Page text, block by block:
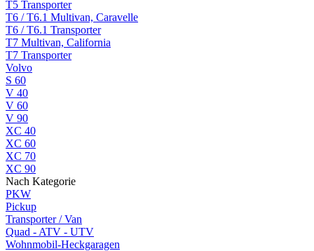
T5 Transporter
T6 / T6.1 Multivan, Caravelle
T6 / T6.1 Transporter
T7 Multivan, California
T7 Transporter
Volvo
S 60
V 40
V 60
V 90
XC 40
XC 60
XC 70
XC 90
Nach Kategorie
PKW
Pickup
Transporter / Van
Quad - ATV - UTV
Wohnmobil-Heckgaragen